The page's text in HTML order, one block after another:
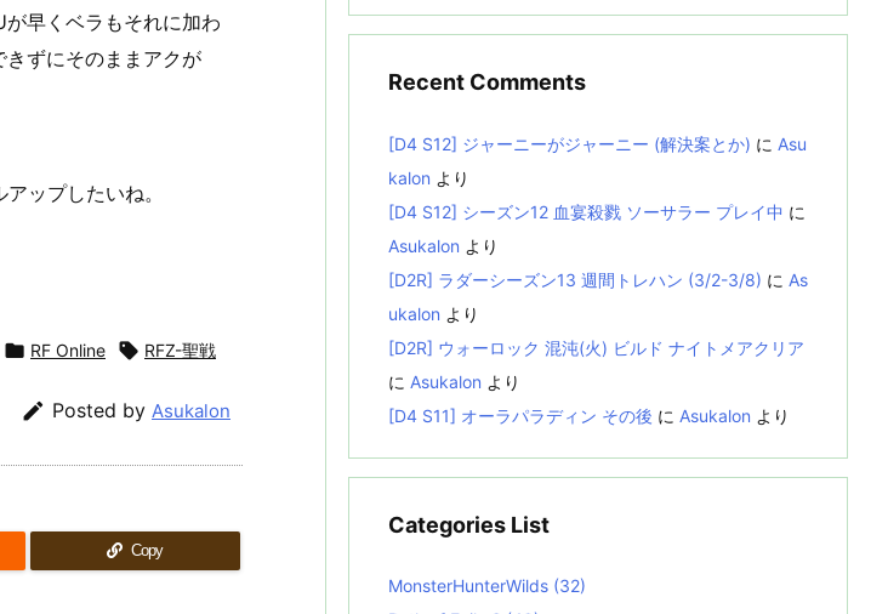
早くベラもそれに加わ
ずにそのままアクが
ップしたいね。
 RF Online  RFZ-聖戦
 Posted by Asukalon
Copy
Recent Comments
[D4 S12] ジャーニーがジャーニー (解決案とか) に Asu
kalon より
[D4 S12] シーズン12 血宴殺戮 ソーサラー プレイ中 に
Asukalon より
[D2R] ラダーシーズン13 週間トレハン (3/2-3/8) に As
ukalon より
[D2R] ウォーロック 混沌(火) ビルド ナイトメアクリア
に Asukalon より
[D4 S11] オーラパラディン その後 に Asukalon より
Categories List
MonsterHunterWilds (32)